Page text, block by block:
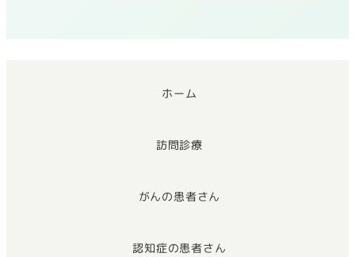
ホーム
訪問診療
がんの患者さん
認知症の患者さん